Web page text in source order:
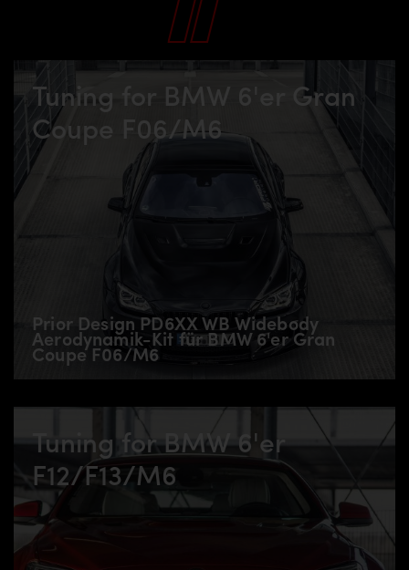
Tuning for BMW 6'er Gran
Coupe F06/M6
Prior Design PD6XX WB Widebody
Aerodynamik-Kit für BMW 6'er Gran
Coupe F06/M6
Tuning for BMW 6'er
F12/F13/M6